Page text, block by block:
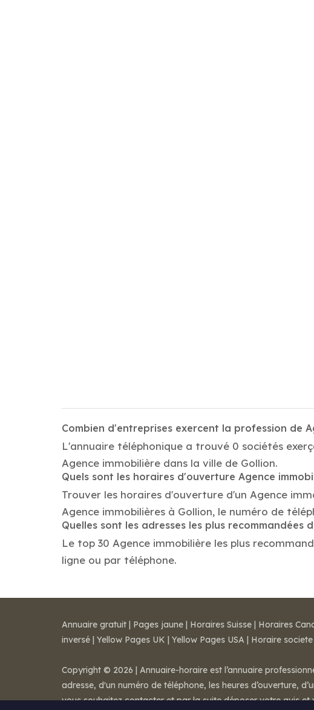
Combien d'entreprises exercent la profession de
L'annuaire téléphonique a trouvé 0 sociétés
Agence immobilière dans la ville de Gollion.
Quels sont les horaires d'ouverture Agence
Trouver les horaires d'ouverture d'un Agence
Agence immobilières à Gollion, le numéro de
Quelles sont les adresses les plus recommandées
Le top 30 Agence immobilière les plus
ligne ou par téléphone.
Annuaire gratuit | Pages jaune | Horaires Suisse | Horaires
inversé | Yellow Pages UK | Yellow Pages USA | Horaire societe
Copyright © 2026 | Annuaire-horaire est l’annuaire
adresse, d'un numéro de téléphone, les heures d’ouverture,
vous souhaitez contacter et par la suite déposer votre avis